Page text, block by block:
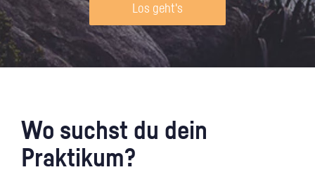
Los geht's
Wo suchst du dein
Praktikum?